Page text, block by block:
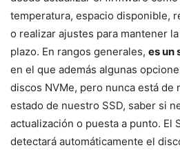
temperatura, espacio disponible,
o realizar ajustes para mantener
plazo. En rangos generales, es un
en el que además algunas
discos NVMe, pero nunca está de
estado de nuestro SSD, saber si
actualización o puesta a punto. El
detectará automáticamente el